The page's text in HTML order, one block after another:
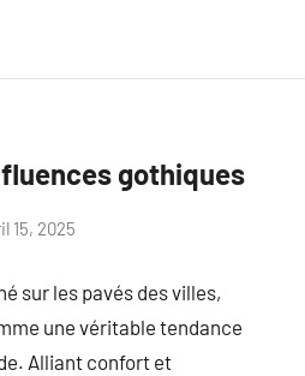
gothiques
15, 2025
sur les pavés des villes,
une véritable tendance
Alliant confort et